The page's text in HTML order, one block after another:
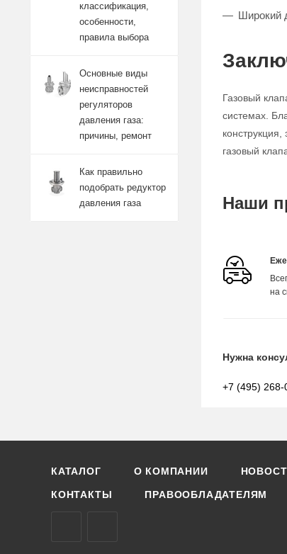
Широкий
Газовый
системах.
газовый
Наши
на
Нужна
+7 (495) 268-
классификация,
особенности,
правила выбора
Основные виды
неисправностей
регуляторов
давления газа:
причины, ремонт
Как правильно
подобрать редуктор
давления газа
КАТАЛОГ О КОМПАНИИ
КОНТАКТЫ ПРАВООБЛАДАТЕЛЯМ